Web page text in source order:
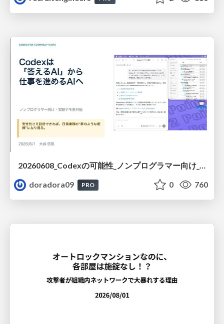
20260608_Codexの可能性_ノンプログラマー向け_大城追記
doradora09
PRO 0 760